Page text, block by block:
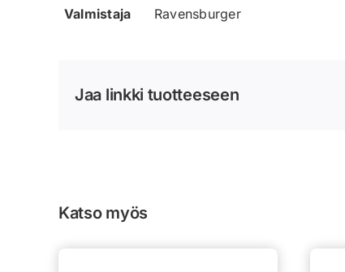
Valmistaja
Ravensburger
Jaa linkki tuotteeseen
Katso myös